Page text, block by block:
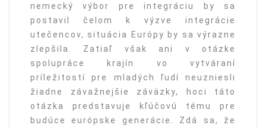
nemecký výbor pre integráciu by sa
postavil čelom k výzve integrácie
utečencov, situácia Európy by sa výrazne
zlepšila. Zatiaľ však ani v otázke
spolupráce krajín vo vytváraní
príležitostí pre mladých ľudí neuzniesli
žiadne závažnejšie záväzky, hoci táto
otázka predstavuje kľúčovú tému pre
budúce európske generácie. Zdá sa, že